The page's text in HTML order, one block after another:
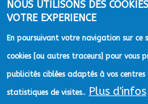
©2022 Direction de la Communication
NOUS UTILISONS DES
VOTRE EXPERIENCE
En poursuivant votre navigation sur ce
cookies [ou autres traceurs] pour vous
publicités ciblées adaptés à vos
statistiques de visites.. Plus d'infos